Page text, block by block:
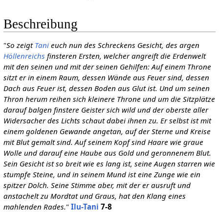
Beschreibung
"So zeigt Tanieuch nun des Schreckens Gesicht, des argen
Höllenreichs finsteren Ersten, welcher angreift die Erdenwelt
mit den seinen und mit der seinen Gehilfen: Auf einem Throne
sitzt er in einem Raum, dessen Wände aus Feuer sind, dessen
Dach aus Feuer ist, dessen Boden aus Glut ist. Und um seinen
Thron herum reihen sich kleinere Throne und um die Sitzplätze
darauf balgen finstere Geister sich wild und der oberste aller
Widersacher des Lichts schaut dabei ihnen zu. Er selbst ist mit
einem goldenen Gewande angetan, auf der Sterne und Kreise
mit Blut gemalt sind. Auf seinem Kopf sind Haare wie graue
Wolle und darauf eine Haube aus Gold und geronnenem Blut.
Sein Gesicht ist so breit wie es lang ist, seine Augen starren wie
stumpfe Steine, und in seinem Mund ist eine Zunge wie ein
spitzer Dolch. Seine Stimme aber, mit der er ausruft und
anstachelt zu Mordtat und Graus, hat den Klang eines
mahlenden Rades." Ilu-Tani 7-8